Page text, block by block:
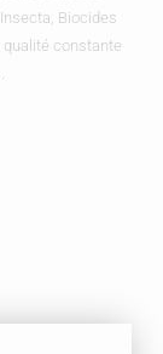
Biocides
qualité constante